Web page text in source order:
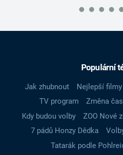
Populární
Jak zhubnout Nejlepší filmy
TV program
Změna
Kdy budou volby
ZOO Nové
7 pádů Honzy Dědka
Tatarák podle